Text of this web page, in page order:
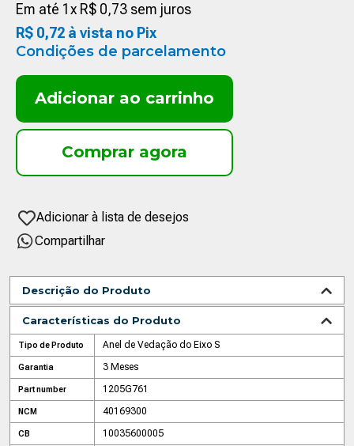
Em até 1 x R$ 0,73 sem juros
R$ 0,72 à vista no Pix
Condições de parcelamento
Adicionar ao carrinho
Compartilhar
Descrição do Produto
Características do Produto
Tipo de Produto Anel de Vedação do Eixo S
Garantia 3 Meses
Part number 1205G761
NCM 40169300
CB 10035600005